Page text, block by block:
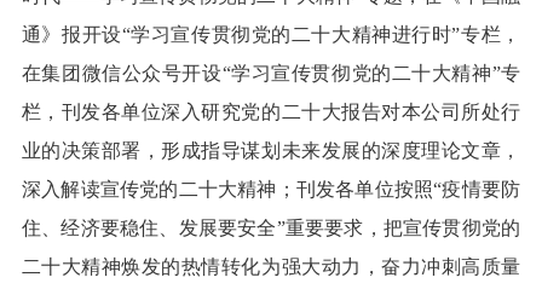
通》报开设“学习宣传贯彻党的二十大精神进行时”专栏，
在集团微信公众号开设“学习宣传贯彻党的二十大精神”专
栏，刊发各单位深入研究党的二十大报告对本公司所处行
业的决策部署，形成指导谋划未来发展的深度理论文章，
深入解读宣传党的二十大精神；刊发各单位按照“疫情要防
住、经济要稳住、发展要安全”重要要求，把宣传贯彻党的
二十大精神焕发的热情转化为强大动力，奋力冲刺高质量